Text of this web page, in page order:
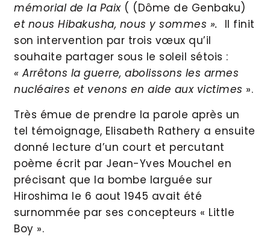
mémorial de la Paix( (Dôme de Genbaku)
et nous Hibakusha, nous y sommes ».
Il finit
son intervention par trois vœux qu’il
souhaite partager sous le soleil sétois :
« Arrêtons la guerre, abolissons les armes
nucléaires et venons en aide aux victimes ».
Très émue de prendre la parole après un
tel témoignage, Elisabeth Rathery a ensuite
donné lecture d’un court et percutant
poème écrit par Jean-Yves Mouchel en
précisant que la bombe larguée sur
Hiroshima le 6 aout 1945 avait été
surnommée par ses concepteurs « Little
Boy ».